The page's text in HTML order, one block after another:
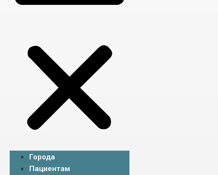
Города
Пациентам